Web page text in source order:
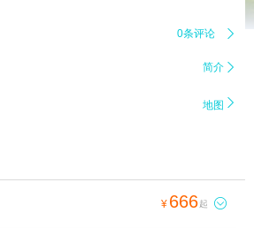
0条评论 
简介 
地图 
¥ 666起 